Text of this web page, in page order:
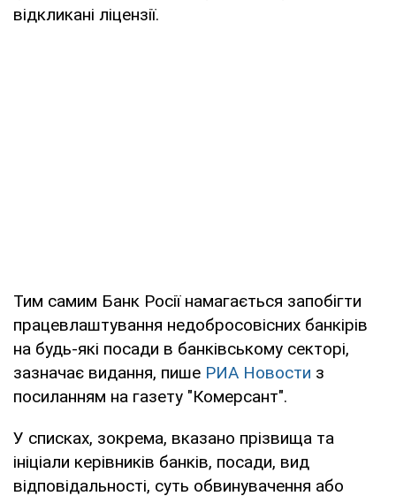
відкликані ліцензії.
Тим самим Банк Росії намагається запобігти
працевлаштування недобросовісних банкірів
на будь-які посади в банківському секторі,
зазначає видання, пише РИА Новости з
посиланням на газету "Комерсант".
У списках, зокрема, вказано прізвища та
ініціали керівників банків, посади, вид
відповідальності, суть обвинувачення або